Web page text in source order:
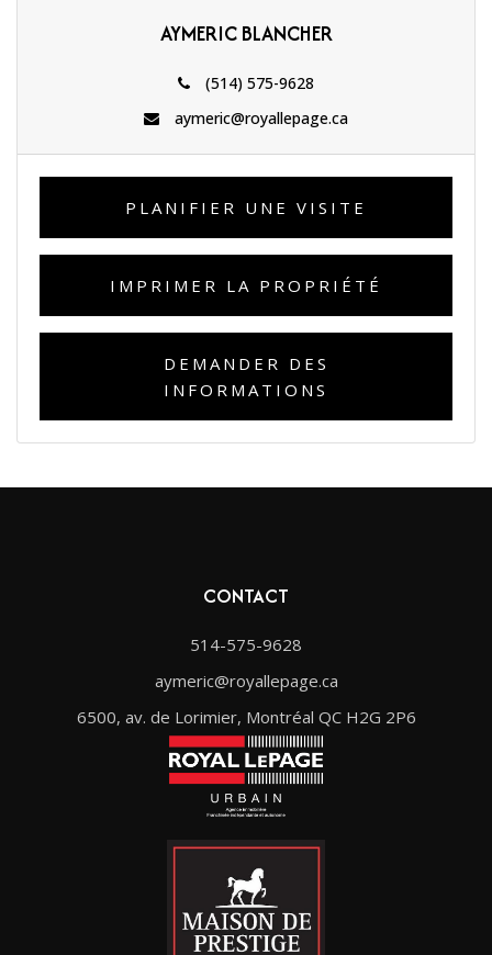
AYMERIC BLANCHER
(514) 575-9628
aymeric@royallepage.ca
PLANIFIER UNE VISITE
IMPRIMER LA PROPRIÉTÉ
DEMANDER DES
INFORMATIONS
CONTACT
514-575-9628
aymeric@royallepage.ca
6500, av. de Lorimier, Montréal QC H2G 2P6